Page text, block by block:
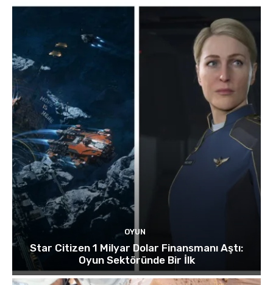
OYUN
Star Citizen 1 Milyar Dolar Finansmanı Aştı:
Oyun Sektöründe Bir İlk